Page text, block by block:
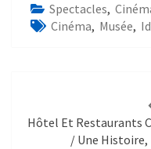
Spectacles,
Cinéma, Musée,
Hôtel Et Restaurants
/ Une